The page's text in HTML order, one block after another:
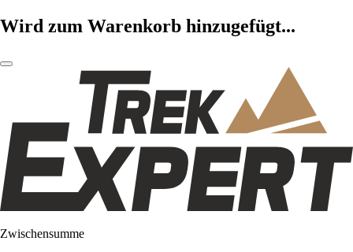
Wird zum Warenkorb hinzugefügt...
Zwischensumme